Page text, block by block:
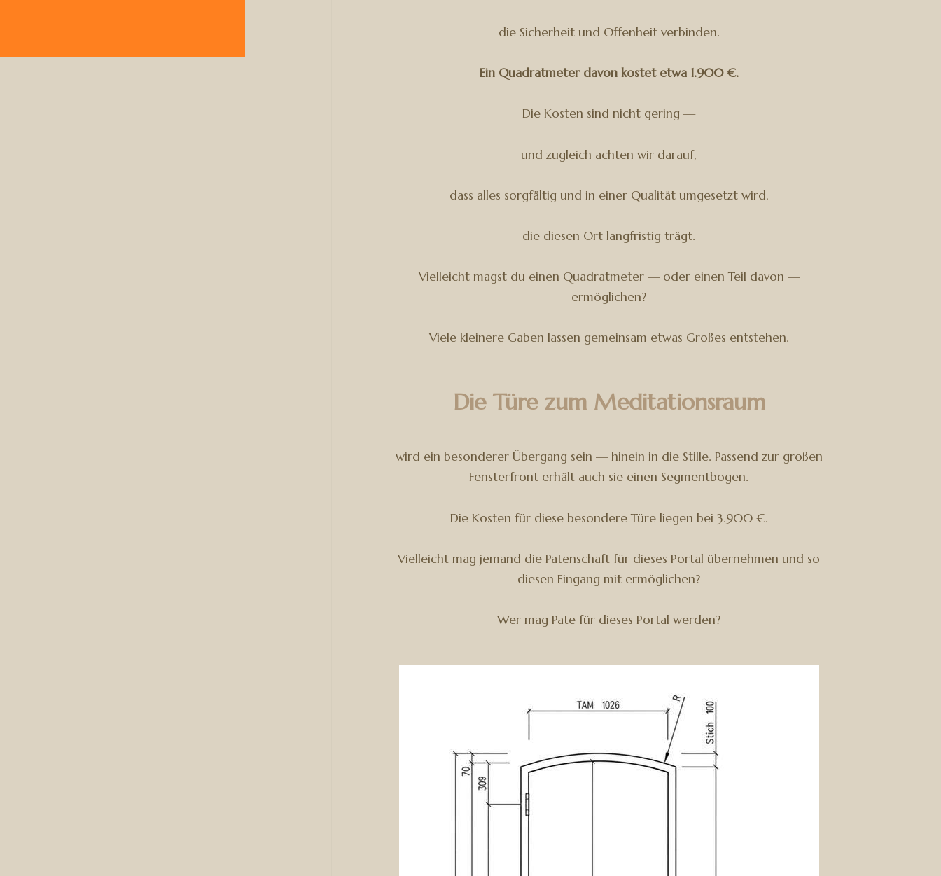
die Sicherheit und Offenheit verbinden.
Ein Quadratmeter davon kostet etwa 1.900 €.
Die Kosten sind nicht gering —
und zugleich achten wir darauf,
dass alles sorgfältig und in einer Qualität umgesetzt wird,
die diesen Ort langfristig trägt.
Vielleicht magst du einen Quadratmeter — oder einen Teil davon —
ermöglichen?
Viele kleinere Gaben lassen gemeinsam etwas Großes entstehen.
Die Türe zum Meditationsraum
wird ein besonderer Übergang sein — hinein in die Stille. Passend zur großen
Fensterfront erhält auch sie einen Segmentbogen.
Die Kosten für diese besondere Türe liegen bei 3.900 €.
Vielleicht mag jemand die Patenschaft für dieses Portal übernehmen und so
diesen Eingang mit ermöglichen?
Wer mag Pate für dieses Portal werden?